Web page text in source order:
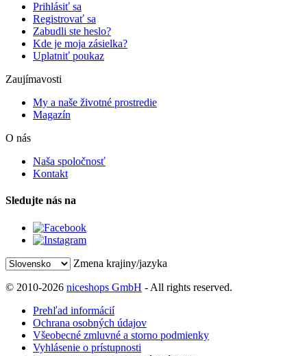
Prihlásiť sa
Registrovať sa
Zabudli ste heslo?
Kde je moja zásielka?
Uplatniť poukaz
Zaujímavosti
My a naše životné prostredie
Magazín
O nás
Naša spoločnosť
Kontakt
Sledujte nás na
Zmena krajiny/jazyka
© 2010-2026 niceshops GmbH - All rights reserved.
Prehľad informácií
Ochrana osobných údajov
Všeobecné zmluvné a storno podmienky
Vyhlásenie o prístupnosti